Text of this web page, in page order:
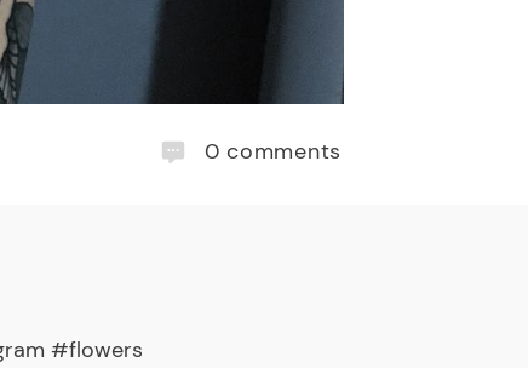
0 comments
#flowers